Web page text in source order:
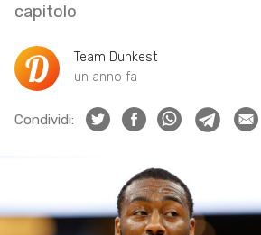
capitolo
Team Dunkest
un anno fa
Condividi: